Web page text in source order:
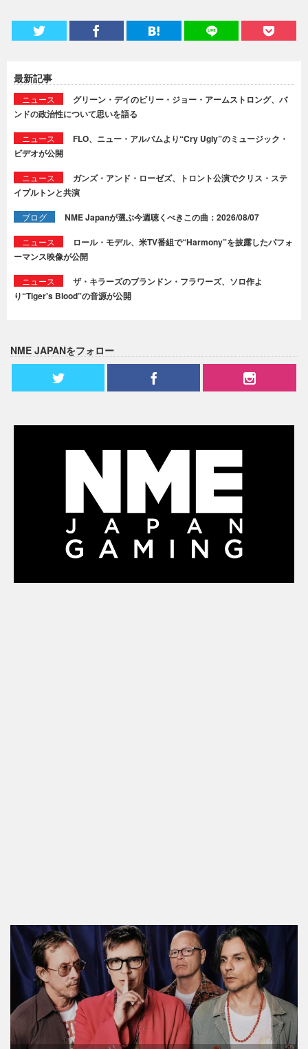
最新記事
ニュース
グリーン・デイのビリー・ジョー・アームストロング、バ
ンドの政治性について思いを語る
ニュース
FLO、ニュー・アルバムより“Cry Ugly”のミュージック・
ビデオが公開
ニュース
ガンズ・アンド・ローゼズ、トロント公演でクリス・ステ
イプルトンと共演
ブログ NME Japanが選ぶ今週聴くべきこの曲：2026/08/07
ニュース
ロール・モデル、米TV番組で“Harmony”を披露したパフォ
ーマンス映像が公開
ニュース
ザ・キラーズのブランドン・フラワーズ、ソロ作よ
り“Tiger's Blood”の音源が公開
NME JAPANをフォロー